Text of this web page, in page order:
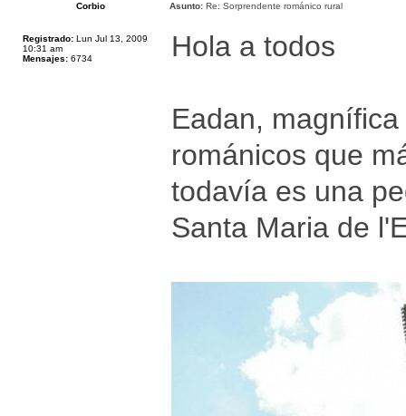
Corbio Asunto: Re: Sorprendente románico rural
Registrado: Lun Jul 13, 2009
10:31 am
Mensajes: 6734 Hola a todos
Eadan,
románicos que
todavía es una
Santa Maria de